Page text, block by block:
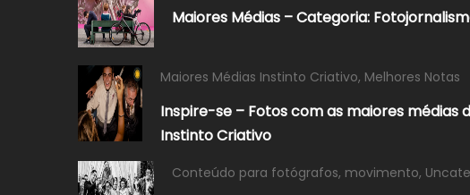
Maiores Médias – Categoria:
Maiores Médias Instinto Criativo, Melhores Notas
Inspire-se – Fotos com as maiores médias
Instinto Criativo
Conteúdo para fotógrafos, movimento,